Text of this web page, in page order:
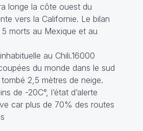
longe la côte ouest du
vers la Californie. Le bilan
morts au Mexique et au
au Chili.16000
du monde dans le sud
2,5 mètres de neige.
de -20C°, l‘état d’alerte
car plus de 70% des routes